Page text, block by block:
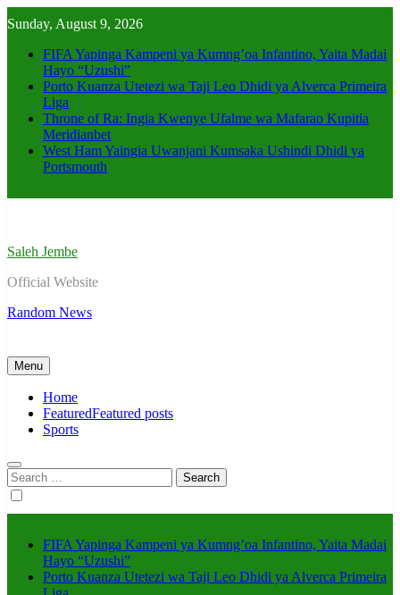
to
content
Sunday, August 9, 2026
FIFA Yapinga Kampeni ya Kumng’oa Infantino, Yaita Madai
Hayo “Uzushi”
Porto Kuanza Utetezi wa Taji Leo Dhidi ya Alverca Primeira
Liga
Throne of Ra: Ingia Kwenye Ufalme wa Mafarao Kupitia
Meridianbet
West Ham Yaingia Uwanjani Kumsaka Ushindi Dhidi ya
Portsmouth
Saleh Jembe
Official Website
Random News
Menu
Home
FeaturedFeatured posts
Sports
Search
for:
FIFA Yapinga Kampeni ya Kumng’oa Infantino, Yaita Madai
Hayo “Uzushi”
Porto Kuanza Utetezi wa Taji Leo Dhidi ya Alverca Primeira